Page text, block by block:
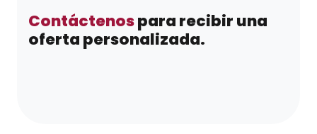
Contáctenospara recibir una
oferta personalizada.